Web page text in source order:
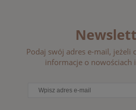
Podaj swój adres e-mail, jeżeli
informacje o nowościach